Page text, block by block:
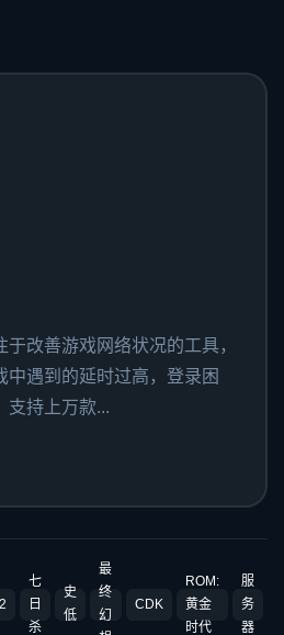
改善游戏网络状况的工具，
中遇到的延时过高，登录困
支持上万款...
七
日
杀
史
低
最
终
幻
CDK
ROM:
黄金
时代
服
务
器